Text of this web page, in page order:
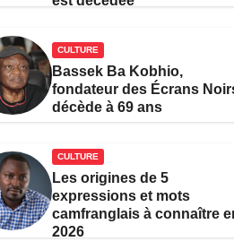
CULTURE
Bassek Ba Kobhio,
fondateur des Écrans
décède à 69 ans
CULTURE
Les origines de 5
expressions et mots
camfranglais à connaître
2026